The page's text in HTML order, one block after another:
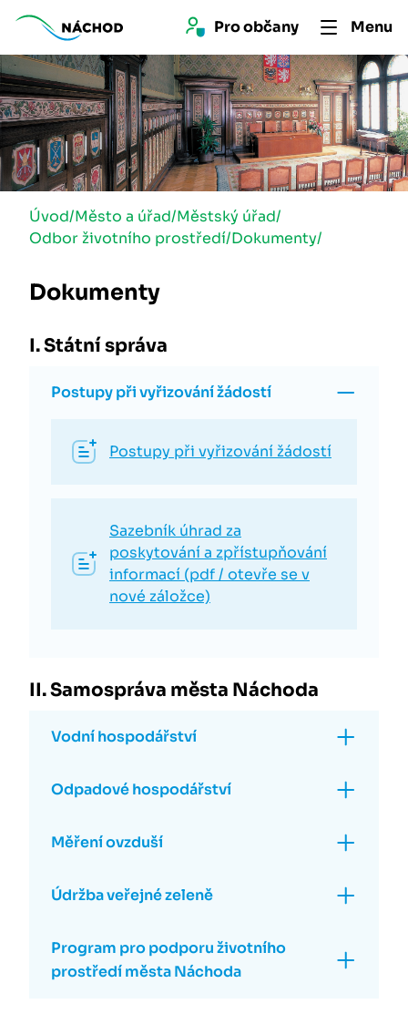
Pro občany Menu
Úvod/Město a úřad/Městský úřad/
Odbor životního prostředí/Dokumenty/
Dokumenty
I. Státní správa
Postupy při vyřizování žádostí
Postupy při vyřizování žádostí
Sazebník úhrad za
poskytování a zpřístupňování
informací (pdf / otevře se v
nové záložce)
II. Samospráva města Náchoda
Vodní hospodářství
Odpadové hospodářství
Měření ovzduší
Údržba veřejné zeleně
Program pro podporu životního
prostředí města Náchoda